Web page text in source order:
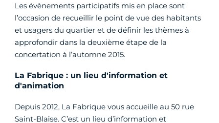
Les évènements participatifs mis en place sont
l’occasion de recueillir le point de vue des habitants
et usagers du quartier et de définir les thèmes à
approfondir dans la deuxième étape de la
concertation à l’automne 2015.
La Fabrique : un lieu d'information et
d'animation
Depuis 2012, La Fabrique vous accueille au 50 rue
Saint-Blaise. C’est un lieu d’information et